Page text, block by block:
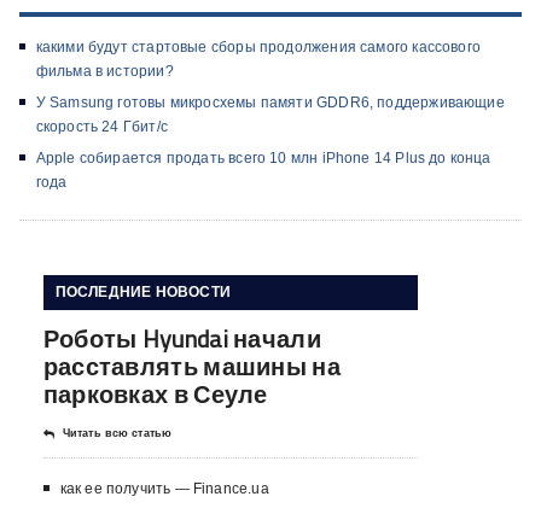
какими будут стартовые сборы продолжения самого кассового
фильма в истории?
У Samsung готовы микросхемы памяти GDDR6, поддерживающие
скорость 24 Гбит/с
Apple собирается продать всего 10 млн iPhone 14 Plus до конца
года
ПОСЛЕДНИЕ НОВОСТИ
Роботы Hyundai начали
расставлять машины на
парковках в Сеуле
Читать всю статью
как ее получить — Finance.ua